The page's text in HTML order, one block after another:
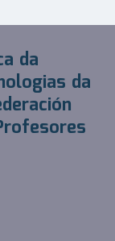
da
da